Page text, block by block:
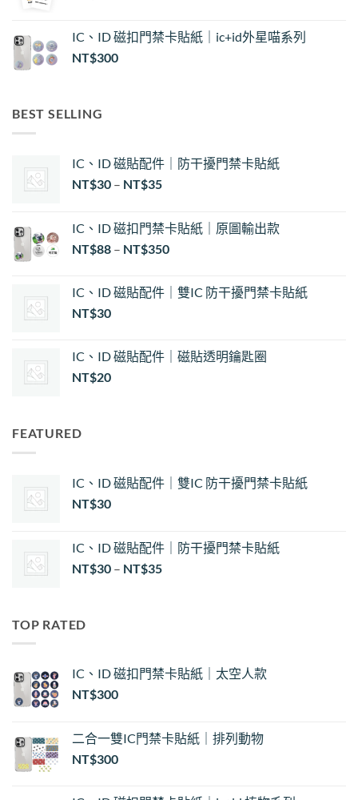
IC、ID 磁扣門禁卡貼紙｜ic+id外星喵系列
NT$300
BEST SELLING
IC、ID 磁貼配件｜防干擾門禁卡貼紙
NT$30 – NT$35價
圍：
NT$30
NT$35
IC、ID 磁扣門禁卡貼紙｜原圖輸出款
NT$88 – NT$350
IC、ID 磁貼配件｜雙IC 防干擾門禁卡貼紙
NT$30
IC、ID 磁貼配件｜磁貼透明鑰匙圈
NT$20
FEATURED
IC、ID 磁貼配件｜雙IC 防干擾門禁卡貼紙
NT$30
IC、ID 磁貼配件｜防干擾門禁卡貼紙
NT$30 – NT$35價
NT$35
TOP RATED
IC、ID 磁扣門禁卡貼紙｜太空人款
NT$300
二合一雙IC門禁卡貼紙｜排列動物
NT$300